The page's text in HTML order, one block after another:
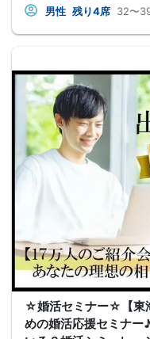
男性 残り4席 32〜
☆婚活セミナー☆【東
めの婚活応援セミナー